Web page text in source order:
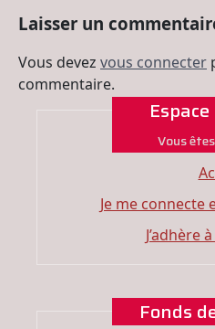
Laisser un
Vous devez vous connecter
commentaire.
Vous
Je me connecte
J’adhère
Fonds